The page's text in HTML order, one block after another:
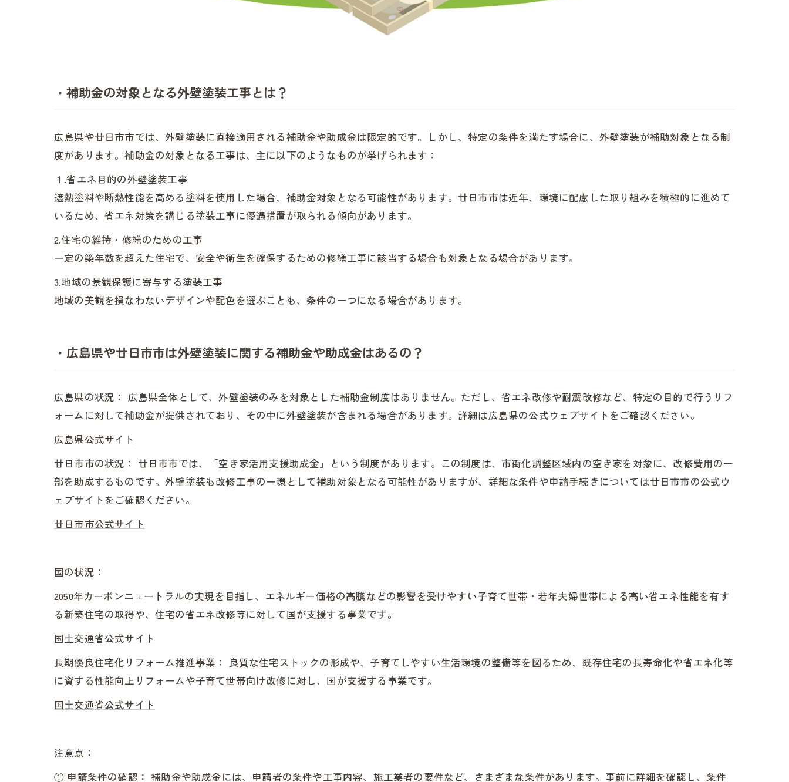
・補助金の対象となる外壁塗装工事とは？
広島県や廿日市市では、外壁塗装に直接適用される補助金や助成金は限定的です。しかし、特定の条件を満たす場合に、外壁塗装が補助対象となる制
度があります。補助金の対象となる工事は、主に以下のようなものが挙げられます：
１.省エネ目的の外壁塗装工事
遮熱塗料や断熱性能を高める塗料を使用した場合、補助金対象となる可能性があります。廿日市市は近年、環境に配慮した取り組みを積極的に進めて
いるため、省エネ対策を講じる塗装工事に優遇措置が取られる傾向があります。
2.住宅の維持・修繕のための工事
一定の築年数を超えた住宅で、安全や衛生を確保するための修繕工事に該当する場合も対象となる場合があります。
3.地域の景観保護に寄与する塗装工事
地域の美観を損なわないデザインや配色を選ぶことも、条件の一つになる場合があります。
・広島県や廿日市市は外壁塗装に関する補助金や助成金はあるの？
広島県の状況： 広島県全体として、外壁塗装のみを対象とした補助金制度はありません。ただし、省エネ改修や耐震改修など、特定の目的で行うリフ
ォームに対して補助金が提供されており、その中に外壁塗装が含まれる場合があります。詳細は広島県の公式ウェブサイトをご確認ください。
広島県公式サイト
廿日市市の状況： 廿日市市では、「空き家活用支援助成金」という制度があります。この制度は、市街化調整区域内の空き家を対象に、改修費用の一
部を助成するものです。外壁塗装も改修工事の一環として補助対象となる可能性がありますが、詳細な条件や申請手続きについては廿日市市の公式ウ
ェブサイトをご確認ください。
廿日市市公式サイト
国の状況：
2050年カーボンニュートラルの実現を目指し、エネルギー価格の高騰などの影響を受けやすい子育て世帯・若年夫婦世帯による高い省エネ性能を有す
る新築住宅の取得や、住宅の省エネ改修等に対して国が支援する事業です。
国土交通省公式サイト
長期優良住宅化リフォーム推進事業： 良質な住宅ストックの形成や、子育てしやすい生活環境の整備等を図るため、既存住宅の長寿命化や省エネ化等
に資する性能向上リフォームや子育て世帯向け改修に対し、国が支援する事業です。
国土交通省公式サイト
注意点：
① 申請条件の確認： 補助金や助成金には、申請者の条件や工事内容、施工業者の要件など、さまざまな条件があります。事前に詳細を確認し、条件